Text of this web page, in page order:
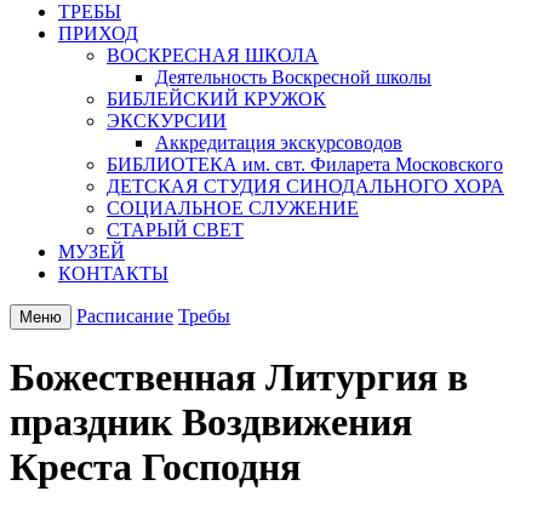
ТРЕБЫ
ПРИХОД
ВОСКРЕСНАЯ ШКОЛА
Деятельность Воскресной школы
БИБЛЕЙСКИЙ КРУЖОК
ЭКСКУРСИИ
Аккредитация экскурсоводов
БИБЛИОТЕКА им. свт. Филарета Московского
ДЕТСКАЯ СТУДИЯ СИНОДАЛЬНОГО ХОРА
СОЦИАЛЬНОЕ СЛУЖЕНИЕ
СТАРЫЙ СВЕТ
МУЗЕЙ
КОНТАКТЫ
Меню Расписание Требы
Божественная Литургия в
праздник Воздвижения
Креста Господня